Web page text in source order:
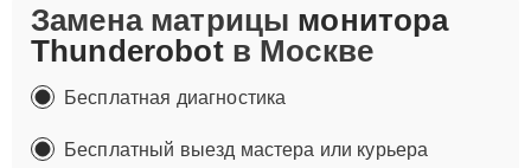
Замена матрицы монитора
Thunderobotв Москве
Бесплатная диагностика
Бесплатный выезд мастера или курьера